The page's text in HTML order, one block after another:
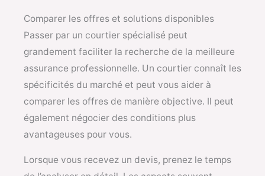
Comparer les offres et solutions disponibles
Passer par un courtier spécialisé peut
grandement faciliter la recherche de la meilleure
assurance professionnelle. Un courtier connaît les
spécificités du marché et peut vous aider à
comparer les offres de manière objective. Il peut
également négocier des conditions plus
avantageuses pour vous.
Lorsque vous recevez un devis, prenez le temps